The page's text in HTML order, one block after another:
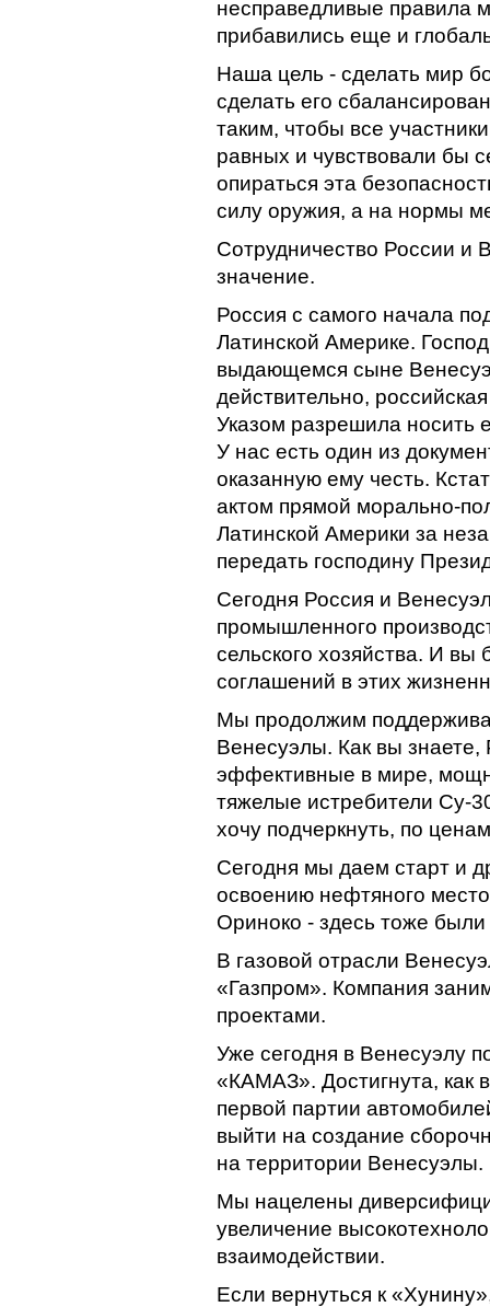
несправедливые правила
прибавились еще и
Наша цель - сделать мир
сделать его
таким, чтобы все
равных и чувствовали бы
опираться эта
силу оружия, а на нормы
Сотрудничество России и
значение.
Россия с самого начала
Латинской Америке.
выдающемся сыне
действительно,
Указом разрешила носить
У нас есть один из
оказанную ему честь.
актом прямой морально-
Латинской Америки за
передать господину
Сегодня Россия и
промышленного
сельского хозяйства. И
соглашений в этих
Мы продолжим
Венесуэлы. Как вы
эффективные в мире,
тяжелые истребители Су-
хочу подчеркнуть, по
Сегодня мы даем старт и
освоению нефтяного
Ориноко - здесь тоже
В газовой отрасли
«Газпром». Компания
проектами.
Уже сегодня в Венесуэлу
«КАМАЗ». Достигнута, как
первой партии
выйти на создание
на территории Венесуэлы.
Мы нацелены
увеличение
взаимодействии.
Если вернуться к